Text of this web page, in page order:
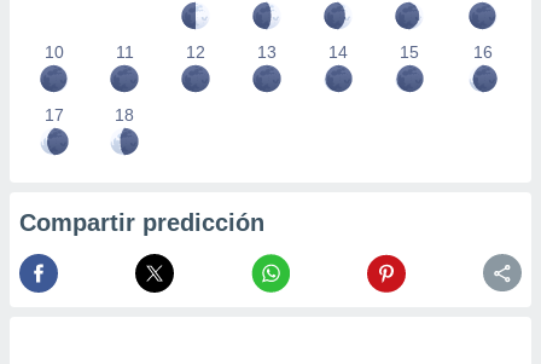
10 11 12 13 14 15 16
17 18
Compartir predicción